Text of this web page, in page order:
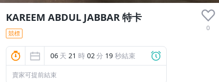
KAREEM ABDUL JABBAR 特卡
0
競標
06 天 21 時 02分 18 秒結束
賣家可提前結束